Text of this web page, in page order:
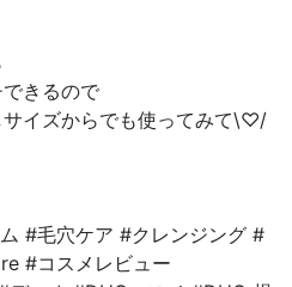
きるので
イズからでも使ってみて\♡/
#毛穴ケア #クレンジング #
#コスメレビュー